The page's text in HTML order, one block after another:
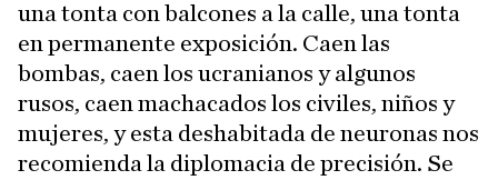
una tonta con balcones a la calle, una tonta
en permanente exposición. Caen las
bombas, caen los ucranianos y algunos
rusos, caen machacados los civiles, niños y
mujeres, y esta deshabitada de neuronas nos
recomienda la diplomacia de precisión. Se